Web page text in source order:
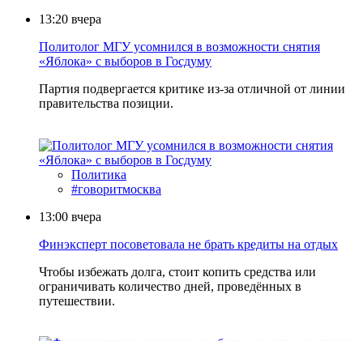
13:20 вчера
Политолог МГУ усомнился в возможности снятия
«Яблока» с выборов в Госдуму
Партия подвергается критике из-за отличной от линии
правительства позиции.
Политика
#говоритмосква
13:00 вчера
Финэксперт посоветовала не брать кредиты на отдых
Чтобы избежать долга, стоит копить средства или
ограничивать количество дней, проведённых в
путешествии.